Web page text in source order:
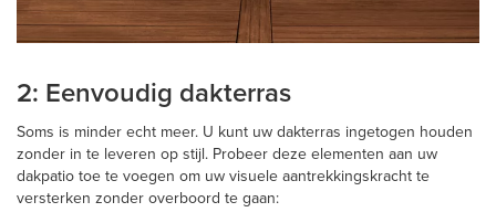
2: Eenvoudig dakterras
Soms is minder echt meer. U kunt uw dakterras ingetogen houden
zonder in te leveren op stijl. Probeer deze elementen aan uw
dakpatio toe te voegen om uw visuele aantrekkingskracht te
versterken zonder overboord te gaan: